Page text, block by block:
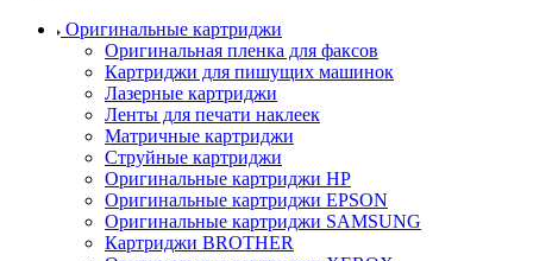
Оригинальные картриджи
Оригинальная пленка для факсов
Картриджи для пишущих машинок
Лазерные картриджи
Ленты для печати наклеек
Матричные картриджи
Струйные картриджи
Оригинальные картриджи HP
Оригинальные картриджи EPSON
Оригинальные картриджи SAMSUNG
Картриджи BROTHER